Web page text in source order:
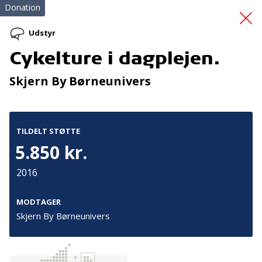
Førstehjælpskursus
Donation
Udstyr
Cykelture i dagplejen.
Skjern By Børneunivers
TILDELT STØTTE
5.850 kr.
2016
MODTAGER
Skjern By Børneunivers
Tilmeld nyhedsbrev
De seneste nyheder om TrygFondens og TryghedsGruppens
aktiviteter direkte i din indbakke.